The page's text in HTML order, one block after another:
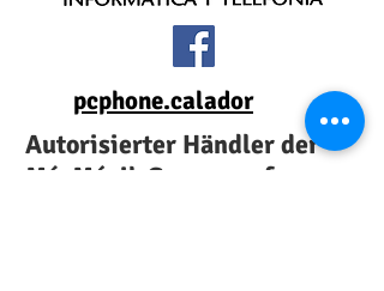
pcphone.calador
Autorisierter Händler der
MásMóvil-Gruppe auf